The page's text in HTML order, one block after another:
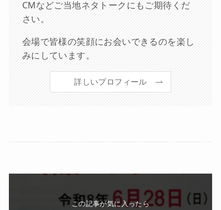
CMなどご当地ネタトークにもご期待くだ
さい。
会場で皆様の笑顔にお会いできるのを楽し
みにしています。
詳しいプロフィール
この記事が気に入ったら